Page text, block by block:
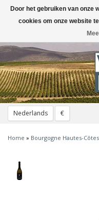
Nederlands €
Toggle
navigation
Home » Bourgogne Hautes-
Door het gebruiken van onze
cookies om onze website